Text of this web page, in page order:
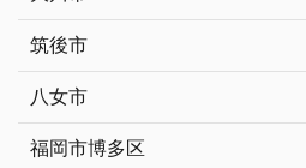
筑後市
八女市
福岡市博多区